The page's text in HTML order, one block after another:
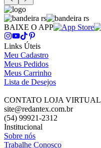
BAIXE O APP
Links Úteis
Meu Cadastro
Meus Pedidos
Meus Carrinho
Lista de Desejos
CONTATO LOJA VIRTUAL
site@redantex.com.br
(54) 99921-2312
Institucional
Sobre nós
Trabalhe Conosco